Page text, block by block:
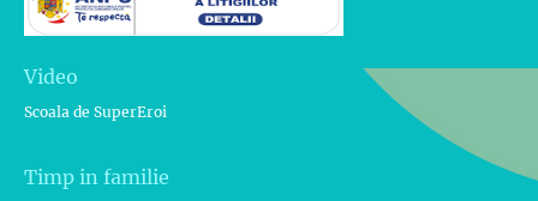
Video
Scoala de SuperEroi
Timp in familie